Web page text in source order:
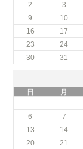
2
3
9
10
16
17
23
24
30
31
日
月
6
7
13
14
20
21